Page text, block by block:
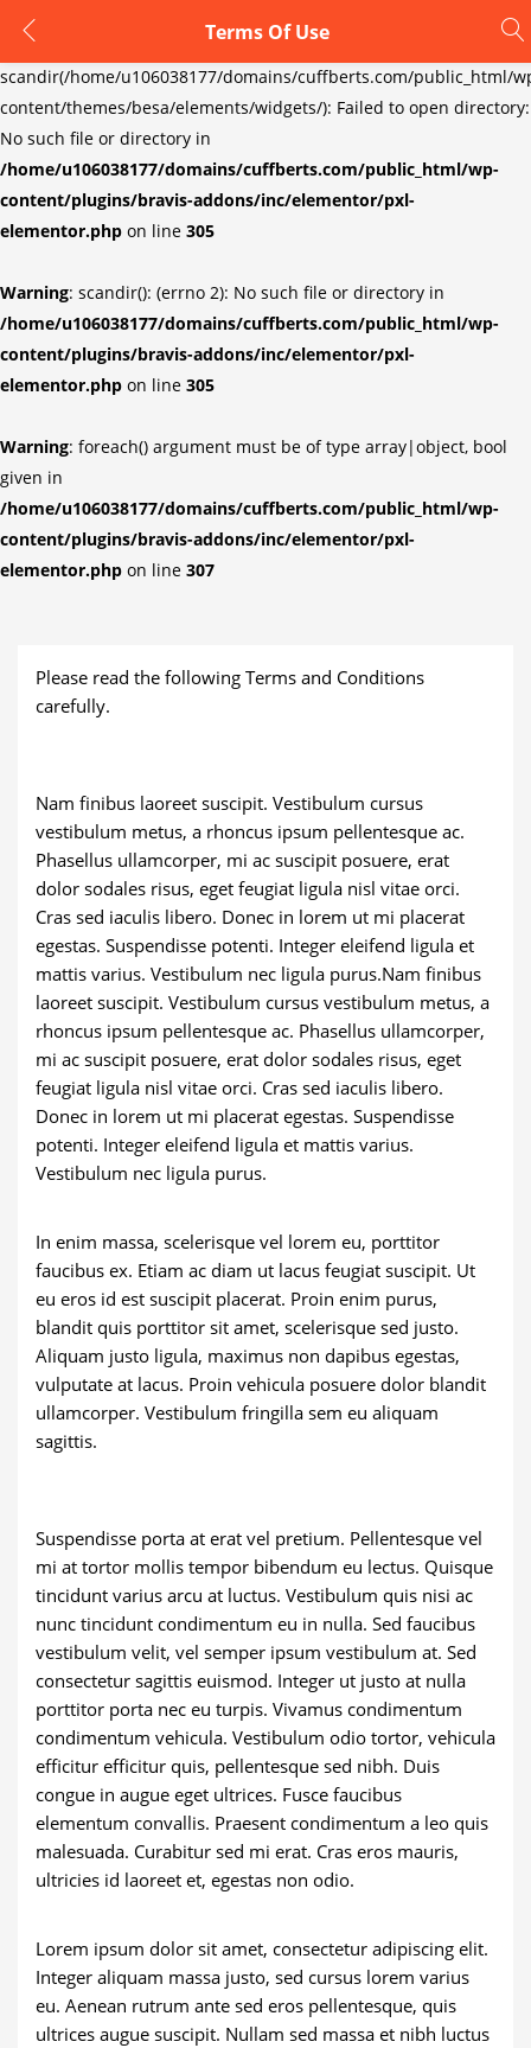
Warning
scandir(/home/u106038177/domains/cuffberts.com/public_html/
content/themes/besa/elements/widgets/): Failed to open directory:
No such file or directory in
/home/u106038177/domains/cuffberts.com/public_html/wp-
content/plugins/bravis-addons/inc/elementor/pxl-
elementor.php on line 305
Warning: scandir(): (errno 2): No such file or directory in
/home/u106038177/domains/cuffberts.com/public_html/wp-
content/plugins/bravis-addons/inc/elementor/pxl-
elementor.php on line 305
Warning: foreach() argument must be of type array|object, bool
given in
/home/u106038177/domains/cuffberts.com/public_html/wp-
content/plugins/bravis-addons/inc/elementor/pxl-
elementor.php on line 307
Terms Of Use
LOGIN
Enter your username and password to login.
Remember me Lost password?
Please read the following Terms and Conditions
carefully.
Nam finibus laoreet suscipit. Vestibulum cursus
vestibulum metus, a rhoncus ipsum pellentesque ac.
Phasellus ullamcorper, mi ac suscipit posuere, erat
dolor sodales risus, eget feugiat ligula nisl vitae orci.
Cras sed iaculis libero. Donec in lorem ut mi placerat
egestas. Suspendisse potenti. Integer eleifend ligula et
mattis varius. Vestibulum nec ligula purus.Nam finibus
laoreet suscipit. Vestibulum cursus vestibulum metus, a
rhoncus ipsum pellentesque ac. Phasellus ullamcorper,
mi ac suscipit posuere, erat dolor sodales risus, eget
feugiat ligula nisl vitae orci. Cras sed iaculis libero.
Donec in lorem ut mi placerat egestas. Suspendisse
potenti. Integer eleifend ligula et mattis varius.
Vestibulum nec ligula purus.
In enim massa, scelerisque vel lorem eu, porttitor
faucibus ex. Etiam ac diam ut lacus feugiat suscipit. Ut
eu eros id est suscipit placerat. Proin enim purus,
blandit quis porttitor sit amet, scelerisque sed justo.
Aliquam justo ligula, maximus non dapibus egestas,
vulputate at lacus. Proin vehicula posuere dolor blandit
ullamcorper. Vestibulum fringilla sem eu aliquam
sagittis.
Suspendisse porta at erat vel pretium. Pellentesque vel
mi at tortor mollis tempor bibendum eu lectus. Quisque
tincidunt varius arcu at luctus. Vestibulum quis nisi ac
nunc tincidunt condimentum eu in nulla. Sed faucibus
vestibulum velit, vel semper ipsum vestibulum at. Sed
consectetur sagittis euismod. Integer ut justo at nulla
porttitor porta nec eu turpis. Vivamus condimentum
condimentum vehicula. Vestibulum odio tortor, vehicula
efficitur efficitur quis, pellentesque sed nibh. Duis
congue in augue eget ultrices. Fusce faucibus
elementum convallis. Praesent condimentum a leo quis
malesuada. Curabitur sed mi erat. Cras eros mauris,
ultricies id laoreet et, egestas non odio.
Lorem ipsum dolor sit amet, consectetur adipiscing elit.
Integer aliquam massa justo, sed cursus lorem varius
eu. Aenean rutrum ante sed eros pellentesque, quis
ultrices augue suscipit. Nullam sed massa et nibh luctus